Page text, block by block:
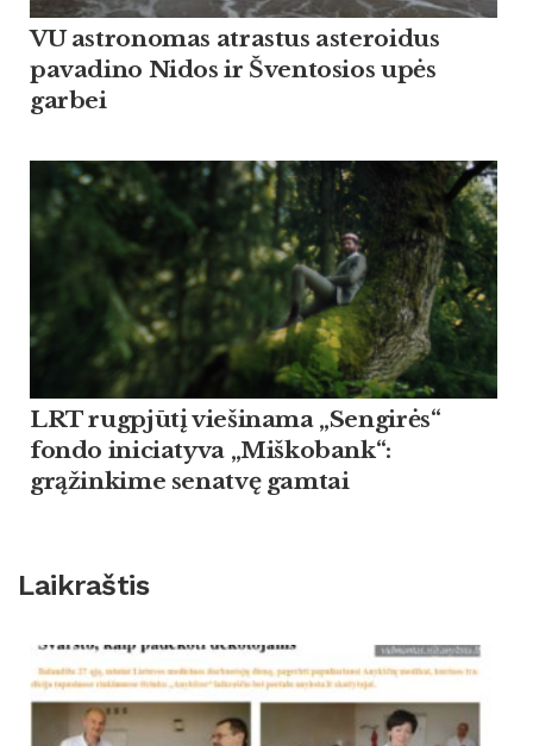
VU astronomas atrastus asteroidus
pavadino Nidos ir Šventosios upės
garbei
LRT rugpjūtį viešinama „Sengirės“
fondo iniciatyva „Miškobank“:
grąžinkime senatvę gamtai
Laikraštis